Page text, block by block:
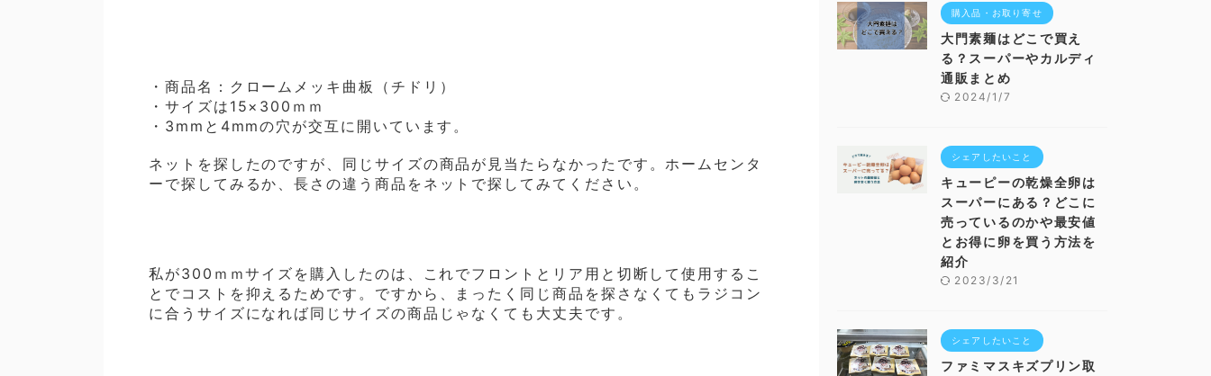
・商品名：クロームメッキ曲板（チドリ）
・サイズは15×300ｍｍ
・3mmと4mmの穴が交互に開いています。
ネットを探したのですが、同じサイズの商品が見当たらなかったです。ホームセンタ
ーで探してみるか、長さの違う商品をネットで探してみてください。
私が300ｍｍサイズを購入したのは、これでフロントとリア用と 切断して使用するこ
とでコストを抑える ためです。ですから、まったく同じ商品を探さなくてもラジコン
に合うサイズになれば同じサイズの商品じゃなくても大丈夫です。
購入品・お取り寄せ
大門素麺はどこで買え
る？スーパーやカルディ
通販まとめ
2024/1/7
シェアしたいこと
キューピーの乾燥全卵は
スーパーにある？どこに
売っているのかや最安値
とお得に卵を買う方法を
紹介
2023/3/21
シェアしたいこと
ファミマスキズプリン取